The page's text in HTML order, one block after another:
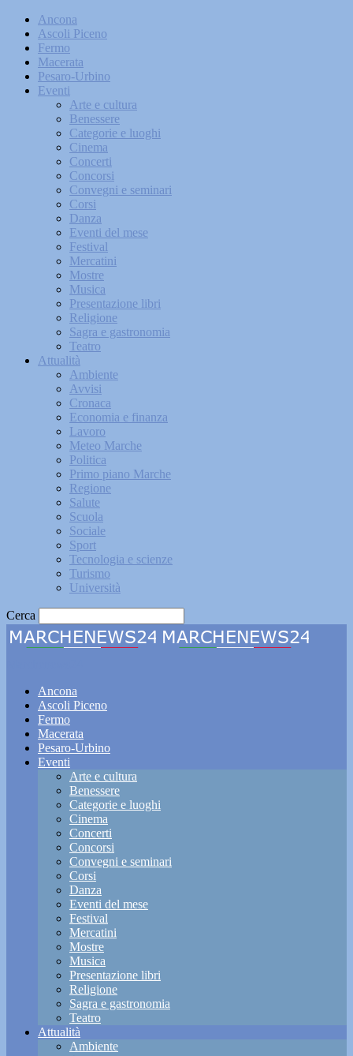
Ancona
Ascoli Piceno
Fermo
Macerata
Pesaro-Urbino
Eventi
Arte e cultura
Benessere
Categorie e luoghi
Cinema
Concerti
Concorsi
Convegni e seminari
Corsi
Danza
Eventi del mese
Festival
Mercatini
Mostre
Musica
Presentazione libri
Religione
Sagra e gastronomia
Teatro
Attualità
Ambiente
Avvisi
Cronaca
Economia e finanza
Lavoro
Meteo Marche
Politica
Primo piano Marche
Regione
Salute
Scuola
Sociale
Sport
Tecnologia e scienze
Turismo
Università
Cerca
Ancona
Ascoli Piceno
Fermo
Macerata
Pesaro-Urbino
Eventi
Arte e cultura
Benessere
Categorie e luoghi
Cinema
Concerti
Concorsi
Convegni e seminari
Corsi
Danza
Eventi del mese
Festival
Mercatini
Mostre
Musica
Presentazione libri
Religione
Sagra e gastronomia
Teatro
Attualità
Ambiente